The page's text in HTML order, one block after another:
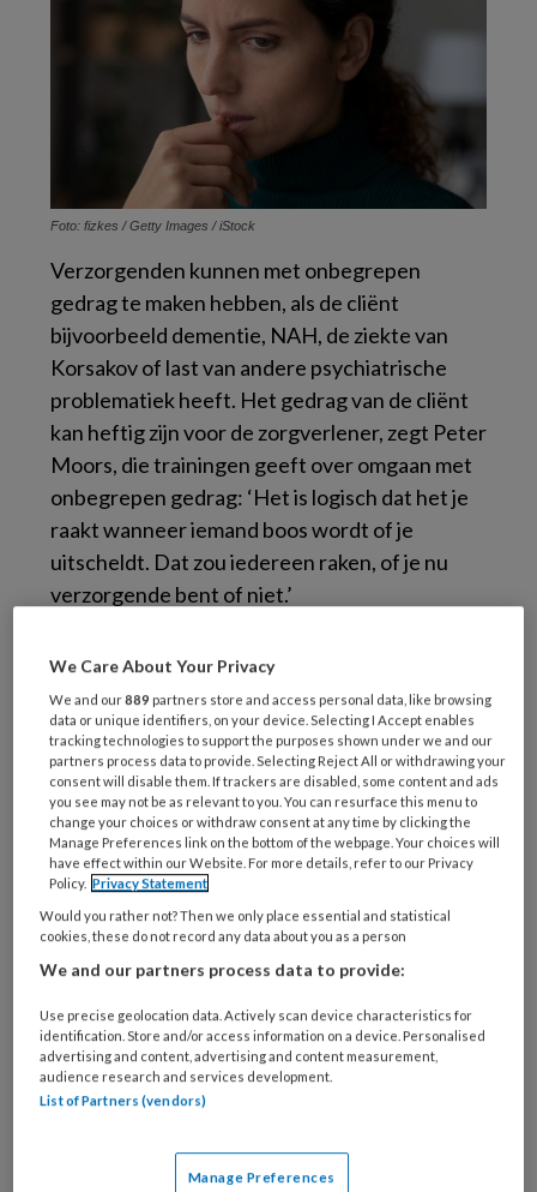
Foto: fizkes / Getty Images / iStock
Verzorgenden kunnen met onbegrepen
gedrag te maken hebben, als de cliënt
bijvoorbeeld dementie, NAH, de ziekte van
Korsakov of last van andere psychiatrische
problematiek heeft. Het gedrag van de cliënt
kan heftig zijn voor de zorgverlener, zegt Peter
Moors, die trainingen geeft over omgaan met
onbegrepen gedrag: ‘Het is logisch dat het je
raakt wanneer iemand boos wordt of je
uitscheldt. Dat zou iedereen raken, of je nu
verzorgende bent of niet.’
Goed reageren
Hoe complexer het gedrag van een cliënt is,
des te belangrijker het is dat je als verzorgende
op de juiste manier reageert: ‘Want als je
geïrriteerd op het gedrag van de bewoner
reageert, zal het onbegrepen gedrag
waarschijnlijk alleen maar toenemen.’
Botsen van behoeftes
Moet je dan je eigen emoties uitschakelen?
Nee, dat is vrijwel onmogelijk, stelt Moors.
‘Iedereen neemt zijn eigen persoon mee in zijn
werk. Dat wil zeggen: wie je bent, met je eigen
normen en waarden, achtergrond, opvoeding.
Dat kun je niet uitvlakken, want het kan ook
We Care About Your Privacy
We and our889 partners store and access personal data, like browsing
data or unique identifiers, on your device. Selecting I Accept enables
tracking technologies to support the purposes shown under we and our
partners process data to provide. Selecting Reject All or withdrawing your
consent will disable them. If trackers are disabled, some content and ads
you see may not be as relevant to you. You can resurface this menu to
change your choices or withdraw consent at any time by clicking the
Manage Preferences link on the bottom of the webpage. Your choices will
have effect within our Website. For more details, refer to our Privacy
Policy. Privacy Statement
Would you rather not? Then we only place essential and statistical
cookies, these do not record any data about you as a person
We and our partners process data to provide:
Use precise geolocation data. Actively scan device characteristics for
identification. Store and/or access information on a device. Personalised
advertising and content, advertising and content measurement,
audience research and services development.
List of Partners (vendors)
Manage Preferences